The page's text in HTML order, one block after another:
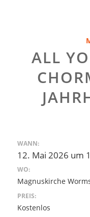
ALL
WANN:
12. Mai 2026 um
WO:
Magnuskirche
PREIS:
Kostenlos